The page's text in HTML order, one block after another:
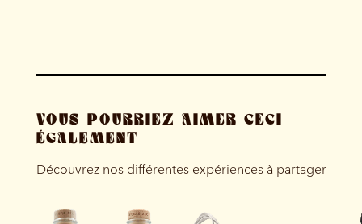
VOUS POURRIEZ AIMER CECI
ÉGALEMENT
Découvrez nos différentes expériences à partager